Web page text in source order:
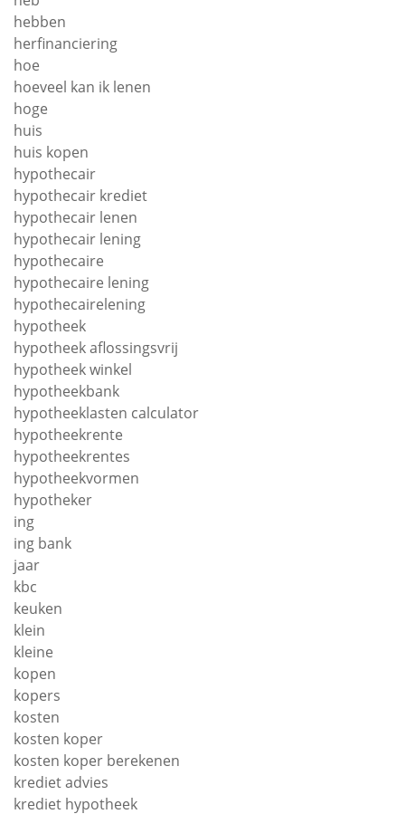
hebben
herfinanciering
hoe
hoeveel kan ik lenen
hoge
huis
huis kopen
hypothecair
hypothecair krediet
hypothecair lenen
hypothecair lening
hypothecaire
hypothecaire lening
hypothecairelening
hypotheek
hypotheek aflossingsvrij
hypotheek winkel
hypotheekbank
hypotheeklasten calculator
hypotheekrente
hypotheekrentes
hypotheekvormen
hypotheker
ing
ing bank
jaar
kbc
keuken
klein
kleine
kopen
kopers
kosten
kosten koper
kosten koper berekenen
krediet advies
krediet hypotheek